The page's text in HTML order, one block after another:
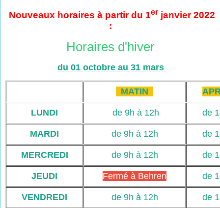
Nouveaux horaires à partir du 1erjanvier 2022
:
Horaires d'hiver
du 01 octobre au 31 mars
MATIN
LUNDI de 9h à 12h de
MARDI de 9h à 12h de
MERCREDI de 9h à 12h de
JEUDI Fermé à Behren de
VENDREDI de 9h à 12h de